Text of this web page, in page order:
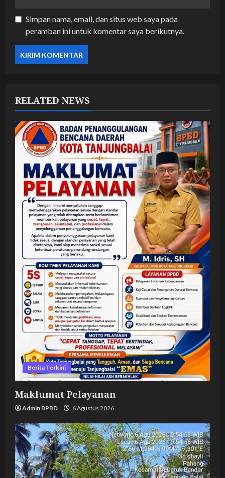
Simpan nama, email, dan situs web saya pada
peramban ini untuk komentar saya berikutnya.
RELATED NEWS
Berita Terkini
Maklumat Pelayanan
Admin BPBD 6 Agustus 2026